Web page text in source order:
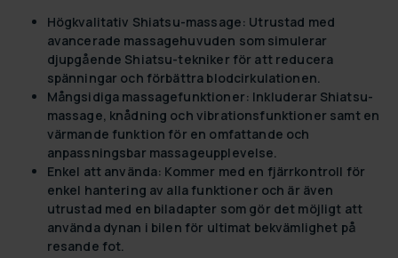
Högkvalitativ Shiatsu-massage: Utrustad med
avancerade massagehuvuden som simulerar
djupgående Shiatsu-tekniker för att reducera
spänningar och förbättra blodcirkulationen.
Mångsidiga massagefunktioner: Inkluderar Shiatsu-
massage, knådning och vibrationsfunktioner samt en
värmande funktion för en omfattande och
anpassningsbar massageupplevelse.
Enkel att använda: Kommer med en fjärrkontroll för
enkel hantering av alla funktioner och är även
utrustad med en biladapter som gör det möjligt att
använda dynan i bilen för ultimat bekvämlighet på
resande fot.